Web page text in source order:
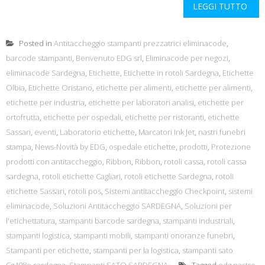
LEGGI TUTTO
Posted in Antitaccheggio stampanti prezzatrici eliminacode,
barcode stampanti, Benvenuto EDG srl, Eliminacode per negozi,
eliminacode Sardegna, Etichette, Etichette in rotoli Sardegna, Etichette
Olbia, Etichette Oristano, etichette per alimenti, etichette per alimenti,
etichette per industria, etichette per laboratori analisi, etichette per
ortofrutta, etichette per ospedali, etichette per ristoranti, etichette
Sassari, eventi, Laboratorio etichette, Marcatori Ink Jet, nastri funebri
stampa, News-Novità by EDG, ospedale etichette, prodotti, Protezione
prodotti con antitaccheggio, Ribbon, Ribbon, rotoli cassa, rotoli cassa
sardegna, rotoli etichette Cagliari, rotoli etichette Sardegna, rotoli
etichette Sassari, rotoli pos, Sistemi antitaccheggio Checkpoint, sistemi
eliminacode, Soluzioni Antitaccheggio SARDEGNA, Soluzioni per
l'etichettatura, stampanti barcode sardegna, stampanti industriali,
stampanti logistica, stampanti mobili, stampanti onoranze funebri,
Stampanti per etichette, stampanti per la logistica, stampanti sato